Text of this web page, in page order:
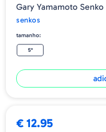
Gary Yamamoto
senkos
tamanho:
5"
€ 12.95